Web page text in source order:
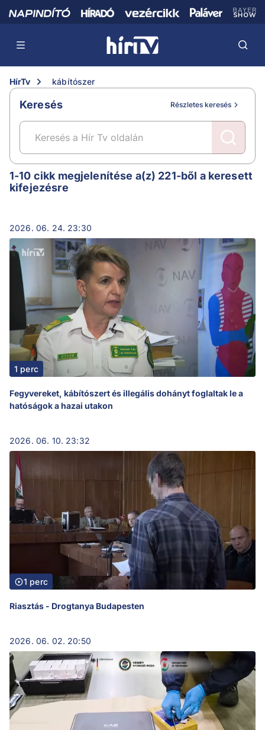
HírTv kábítószer
Keresés Részletes keresés
kábítószer
1-10 cikk megjelenítése a(z) 221-ből a keresett
kifejezésre
2026. 06. 24. 23:30
1 perc
Fegyvereket, kábítószert és illegális dohányt foglaltak le a
hatóságok a hazai utakon
2026. 06. 10. 23:32
1 perc
Riasztás - Drogtanya Budapesten
2026. 06. 02. 20:50